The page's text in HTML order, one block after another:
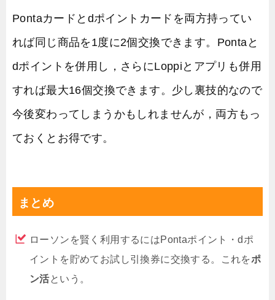
Pontaカードとdポイントカードを両方持ってい
れば同じ商品を1度に2個交換できます。Pontaと
dポイントを併用し，さらにLoppiとアプリも併用
すれば最大16個交換できます。少し裏技的なので
今後変わってしまうかもしれませんが，両方もっ
ておくとお得です。
まとめ
ローソンを賢く利用するにはPontaポイント・dポ
イントを貯めてお試し引換券に交換する。これをポ
ン活という。